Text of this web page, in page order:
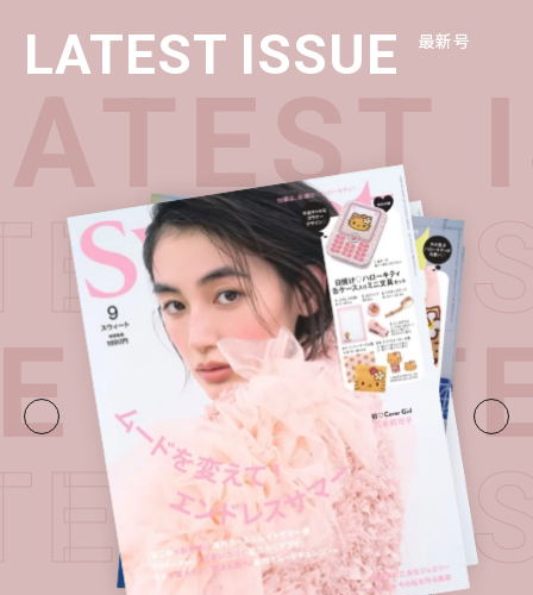
LATEST ISSUE 最新号